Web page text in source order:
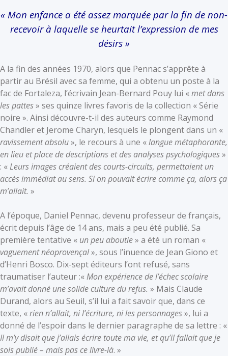
« Mon enfance a été assez marquée par la fin de non-
recevoir à laquelle se heurtait l’expression de mes
désirs »
A la fin des années 1970, alors que Pennac s’apprête à
partir au Brésil avec sa femme, qui a obtenu un poste à la
fac de Fortaleza, l’écrivain Jean-Bernard Pouy lui «met dans
les pattes» ses quinze livres favoris de la collection « Série
noire ». Ainsi découvre-t-il des auteurs comme Raymond
Chandler et Jerome Charyn, lesquels le plongent dans un «
ravissement absolu», le recours à une «langue métaphorante,
en lieu et place de descriptions et des analyses psychologiques»
: «Leurs images créaient des courts-circuits, permettaient un
accès immédiat au sens. Si on pouvait écrire comme ça, alors ça
m’allait. »
A l’époque, Daniel Pennac, devenu professeur de français,
écrit depuis l’âge de 14 ans, mais a peu été publié. Sa
première tentative « un peu aboutie» a été un roman «
vaguement néoprovençal», sous l’inuence de Jean Giono et
d’Henri Bosco. Dix-sept éditeurs l’ont refusé, sans
traumatiser l’auteur :«Mon expérience de l’échec scolaire
m’avait donné une solide culture du refus. » Mais Claude
Durand, alors au Seuil, s’il lui a fait savoir que, dans ce
texte, «rien n’allait, ni l’écriture, ni les personnages», lui a
donné de l’espoir dans le dernier paragraphe de sa lettre : «
Il m’y disait que j’allais écrire toute ma vie, et qu’il fallait que je
sois publié – mais pas ce livre-là. »